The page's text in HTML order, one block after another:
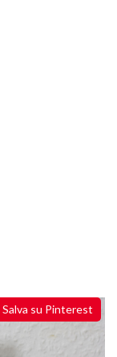
Salva su Pinterest